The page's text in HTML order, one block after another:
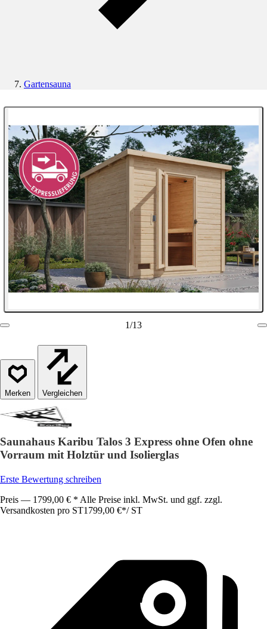
Gartensauna
1/13
Vergleichen
Saunahaus Karibu Talos 3 Express ohne Ofen ohne
Vorraum mit Holztür und Isolierglas
Erste Bewertung schreiben
Preis — 1799,00 € * Alle Preise inkl. MwSt. und ggf. zzgl.
Versandkosten pro ST1799,00 €*/ ST